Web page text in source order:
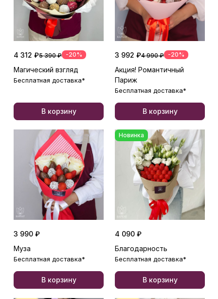
4 312 ₽5 390 ₽ -20%
Магический взгляд
Бесплатная доставка*
В корзину
3 992 ₽4 990 ₽ -20%
Акция! Романтичный
Париж
Бесплатная доставка*
В корзину
3 990 ₽
Муза
Бесплатная доставка*
В корзину
Новинка
4 090 ₽
Благодарность
Бесплатная доставка*
В корзину